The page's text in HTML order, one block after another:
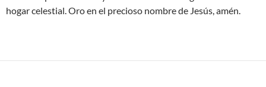
hogar celestial. Oro en el precioso nombre de Jesús, amén.